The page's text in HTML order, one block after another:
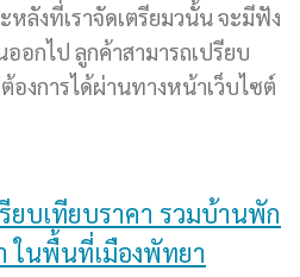
หลังที่เราจัดเตรียมวนั้น จะมีฟัง
อกไป ลูกค้าสามารถเปรียบ
งการได้ผ่านทางหน้าเว็บไซต์
ยบเทียบราคา รวมบ้านพัก
ในพื้นที่เมืองพัทยา